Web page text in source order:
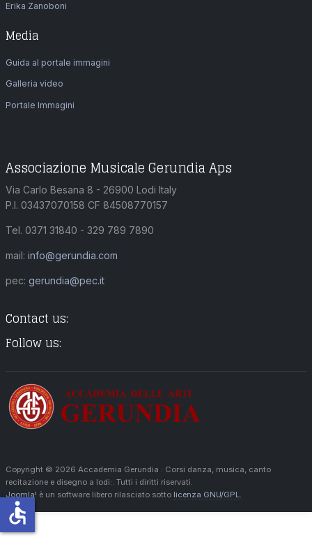
Associazione Musicale Gerundia Aps
Via Carlo Besana 8 - 26900 Lodi Italy
P.I. 03437070158 CF 84508770157
Tel. 0371 31840 - 329 789 7890
mail: info@gerundia.com
pec: gerundia@pec.it
Contact us:
Follow us:
Copyright © 2026 Accademia Gerundia : Corsi danza, musica, canto
recitazione e disegno a lodi:. Tutti i diritti riservati.
Joomla! è un software libero rilasciato sotto licenza GNU/GPL.
Erika Zanoboni
Media
Guida al portale immagini
Galleria video
Portale Immagini
accessible